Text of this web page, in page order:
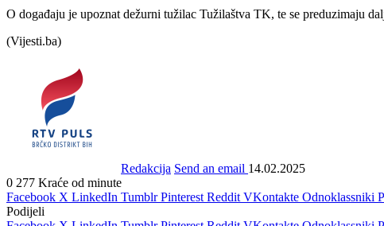
O događaju je upoznat dežurni tužilac Tužilaštva TK, te se preduzimaju
(Vijesti.ba)
Redakcija Send an email 14.02.2025
0 277 Kraće od minute
Facebook X LinkedIn Tumblr Pinterest Reddit VKontakte Odnoklassniki
Podijeli